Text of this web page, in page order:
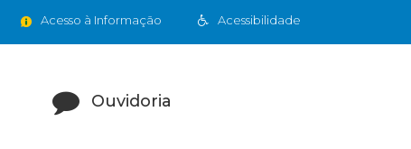
Acessibilidade
Acesso à Informação
Ouvidoria